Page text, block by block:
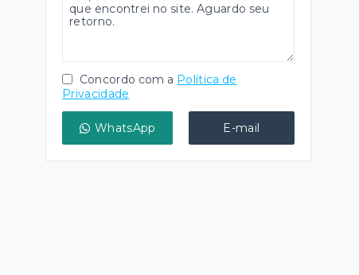
Concordo com a Política de
Privacidade
WhatsApp E-mail